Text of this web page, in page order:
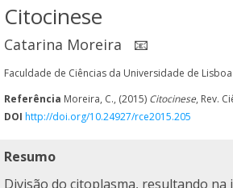
Citocinese
Catarina Moreira 📧
Faculdade de Ciências da Universidade de Lisboa
Referência Moreira, C., (2015) Citocinese, Rev.
DOI http://doi.org/10.24927/rce2015.205
Resumo
Divisão do citoplasma, resultando na